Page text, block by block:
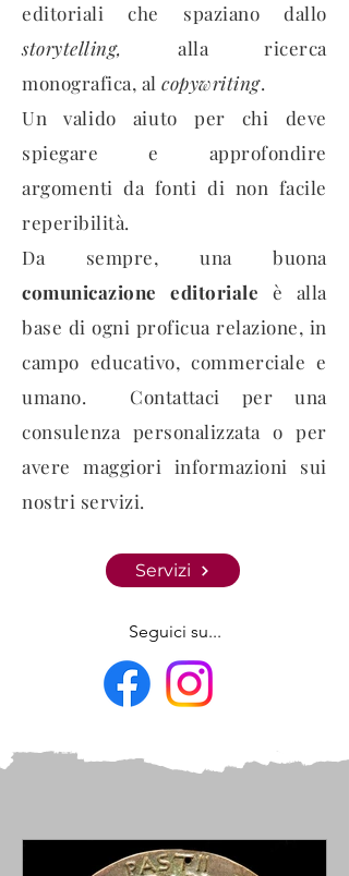
editoriali che spaziano dallo
storytelling,
alla ricerca
monografica, alcopywriting.
Un valido aiuto per chi deve
spiegare e approfondire
argomenti da fonti di non facile
reperibilità.
Da sempre, una buona
comunicazione editoriale è alla
base di ogni proficua relazione, in
campo educativo, commerciale e
umano. Contattaci per una
consulenza personalizzata o per
avere maggiori informazioni sui
nostri servizi.
Servizi
Seguici su...